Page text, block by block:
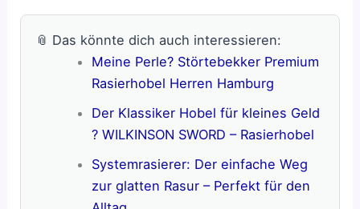
📎 Das könnte dich auch interessieren:
Meine Perle? Störtebekker Premium
Rasierhobel Herren Hamburg
Der Klassiker Hobel für kleines Geld
? WILKINSON SWORD – Rasierhobel
Systemrasierer: Der einfache Weg
zur glatten Rasur – Perfekt für den